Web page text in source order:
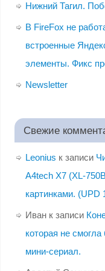
Нижний Тагил.
В FireFox не
встроенные
элементы. Фикс
Newsletter
Свежие
Leonius к записи
A4tech X7 (XL-
картинками. (UPD
Иванк записи
которая не
мини-сериал.